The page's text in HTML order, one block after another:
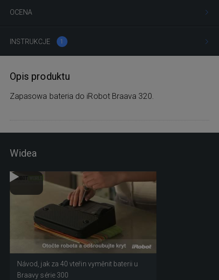
OCENA
INSTRUKCJE 1
Opis produktu
Zapasowa bateria do iRobot Braava 320.
Widea
Návod, jak za 40 vteřin vyměnit baterii u
Braavy série 300